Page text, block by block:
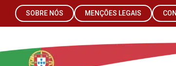
SOBRE NÓS MENÇÕES LEGAIS